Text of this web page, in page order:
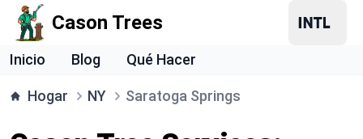
Cason Trees
Inicio Blog Qué Hacer
Hogar NY Saratoga Springs